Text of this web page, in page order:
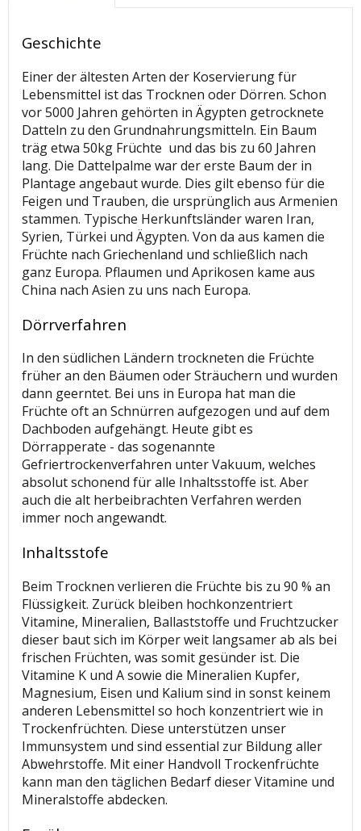
Geschichte
Einer der ältesten Arten der Koservierung für
Lebensmittel ist das Trocknen oder Dörren. Schon
vor 5000 Jahren gehörten in Ägypten getrocknete
Datteln zu den Grundnahrungsmitteln. Ein Baum
träg etwa 50kg Früchte und das bis zu 60 Jahren
lang. Die Dattelpalme war der erste Baum der in
Plantage angebaut wurde. Dies gilt ebenso für die
Feigen und Trauben, die ursprünglich aus Armenien
stammen. Typische Herkunftsländer waren Iran,
Syrien, Türkei und Ägypten. Von da aus kamen die
Früchte nach Griechenland und schließlich nach
ganz Europa. Pflaumen und Aprikosen kame aus
China nach Asien zu uns nach Europa.
Dörrverfahren
In den südlichen Ländern trockneten die Früchte
früher an den Bäumen oder Sträuchern und wurden
dann geerntet. Bei uns in Europa hat man die
Früchte oft an Schnürren aufgezogen und auf dem
Dachboden aufgehängt. Heute gibt es
Dörrapperate - das sogenannte
Gefriertrockenverfahren unter Vakuum, welches
absolut schonend für alle Inhaltsstoffe ist. Aber
auch die alt herbeibrachten Verfahren werden
immer noch angewandt.
Inhaltsstofe
Beim Trocknen verlieren die Früchte bis zu 90 % an
Flüssigkeit. Zurück bleiben hochkonzentriert
Vitamine, Mineralien, Ballaststoffe und Fruchtzucker
dieser baut sich im Körper weit langsamer ab als bei
frischen Früchten, was somit gesünder ist. Die
Vitamine K und A sowie die Mineralien Kupfer,
Magnesium, Eisen und Kalium sind in sonst keinem
anderen Lebensmittel so hoch konzentriert wie in
Trockenfrüchten. Diese unterstützen unser
Immunsystem und sind essential zur Bildung aller
Abwehrstoffe. Mit einer Handvoll Trockenfrüchte
kann man den täglichen Bedarf dieser Vitamine und
Mineralstoffe abdecken.